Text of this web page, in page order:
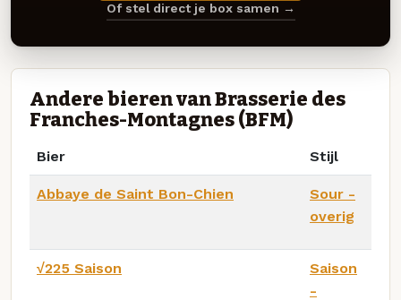
Of stel direct je box samen →
Andere bieren van Brasserie des
Franches-Montagnes (BFM)
Bier Stijl
Abbaye de Saint Bon-Chien
Sour -
overig
√225 Saison
Saison
-